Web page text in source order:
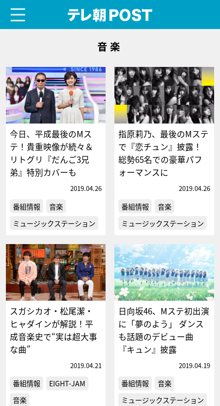
音楽
今日、平成最後のMス
テ！貴重映像が続々＆
リトグリ『だんご3兄
弟』特別カバーも
2019.04.26
番組情報
音楽
ミュージックステーション
指原莉乃、最後のMステ
で『恋チュン』披露！
総勢65名での豪華パフ
ォーマンスに
2019.04.26
番組情報
音楽
ミュージックステーション
スガシカオ・松尾潔・
ヒャダインが解説！平
成音楽史で“実は超大事
な曲”
2019.04.21
番組情報
EIGHT-JAM
音楽
日向坂46、Mステ初出演
に「夢のよう」 ダンス
も話題のデビュー曲
『キュン』披露
2019.04.19
番組情報
音楽
ミュージックステーション